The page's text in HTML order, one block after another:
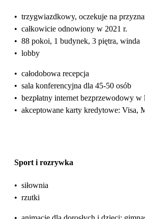
• trzygwiazdkowy, oczekuje na
• całkowicie odnowiony w 2021 r.
• 88 pokoi, 1 budynek, 3 piętra, winda
• lobby
• całodobowa recepcja
• sala konferencyjna dla 45-50 osób
• bezpłatny internet bezprzewodowy w
• akceptowane karty kredytowe: Visa,
Sport i rozrywka
• siłownia
• rzutki